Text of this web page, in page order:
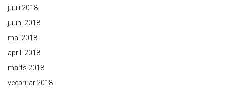
juuli 2018
juuni 2018
mai 2018
aprill 2018
märts 2018
veebruar 2018